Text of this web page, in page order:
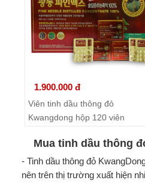
1.900.000 đ
Viên tinh dầu thông đỏ
Kwangdong hộp 120 viên
Mua tinh dầu thông
- Tinh dầu thông đỏ
nên trên thị trường xuất hiện